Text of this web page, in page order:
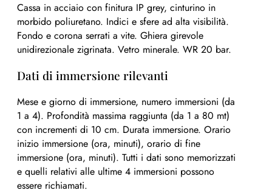
Cassa in acciaio con finitura IP grey, cinturino in
morbido poliuretano. Indici e sfere ad alta visibilità.
Fondo e corona serrati a vite. Ghiera girevole
unidirezionale zigrinata. Vetro minerale. WR 20 bar.
Dati di immersione rilevanti
Mese e giorno di immersione, numero immersioni (da
1 a 4). Profondità massima raggiunta (da 1 a 80 mt)
con incrementi di 10 cm. Durata immersione. Orario
inizio immersione (ora, minuti), orario di fine
immersione (ora, minuti). Tutti i dati sono memorizzati
e quelli relativi alle ultime 4 immersioni possono
essere richiamati.